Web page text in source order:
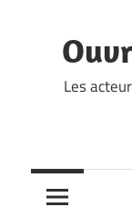
content
Les